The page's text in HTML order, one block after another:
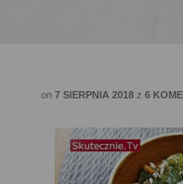
on 7 SIERPNIA 2018 z 6